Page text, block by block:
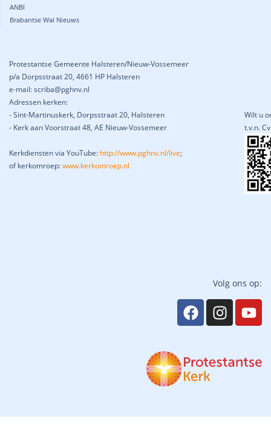
ANBI
Brabantse Wal Nieuws
Protestantse Gemeente Halsteren/Nieuw-Vossemeer
p/a Dorpsstraat 20, 4661 HP Halsteren
e-mail: scriba@pghnv.nl
Adressen kerken:
- Sint-Martinuskerk, Dorpsstraat 20, Halsteren
- Kerk aan Voorstraat 48, AE Nieuw-Vossemeer
Kerkdiensten via YouTube: http://www.pghnv.nl/live;
of kerkomroep:www.kerkomroep.nl
Wilt u
t.v.n.
Volg ons op: